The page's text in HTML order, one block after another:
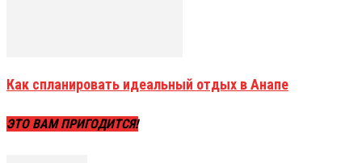
Как спланировать идеальный отдых в Анапе
ЭТО ВАМ ПРИГОДИТСЯ!